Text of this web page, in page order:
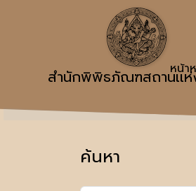
สำนักพิพิธภัณฑสถานเเ
หน้า
ค้นหา